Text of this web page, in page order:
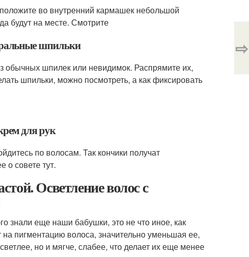
во внутренний кармашек небольшой
будут на месте. Смотрите
шпильки
шпилек или невидимок. Распрямите их,
шпильки, можно посмотреть, а как фиксировать
для рук
по волосам. Так кончики получат
о совете тут.
Осветление волос с
знали еще наши бабушки, это не что иное, как
пигментацию волоса, значительно уменьшая ее,
но и мягче, слабее, что делает их еще менее
⇨